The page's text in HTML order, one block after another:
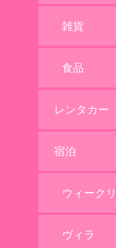
雑貨
食品
レンタカー
宿泊
ウィーク
ヴィラ